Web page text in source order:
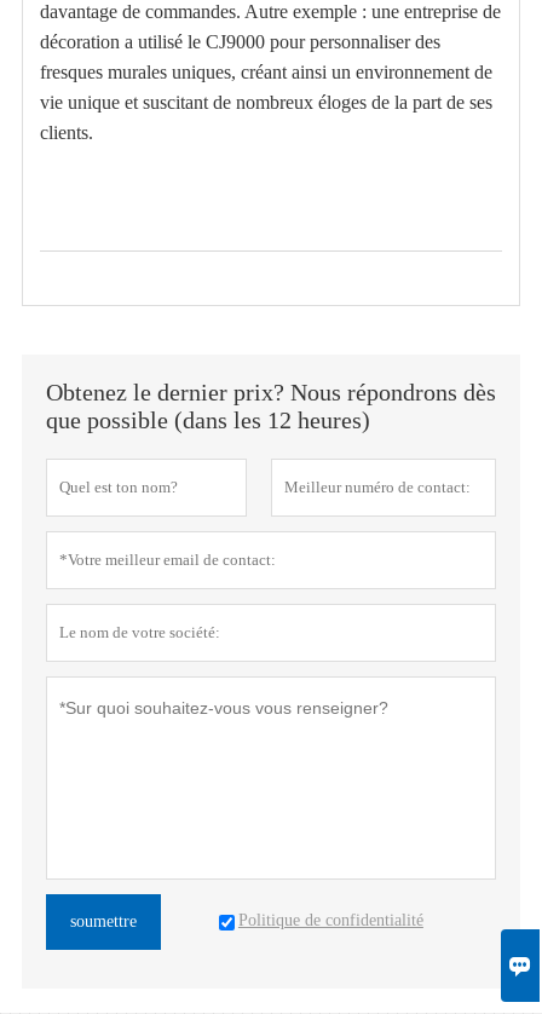

davantage de commandes. Autre exemple : une entreprise de
décoration a utilisé le CJ9000 pour personnaliser des
fresques murales uniques, créant ainsi un environnement de
vie unique et suscitant de nombreux éloges de la part de ses
clients.
Obtenez le dernier prix? Nous répondrons dès
que possible (dans les 12 heures)
soumettre Politique de confidentialité